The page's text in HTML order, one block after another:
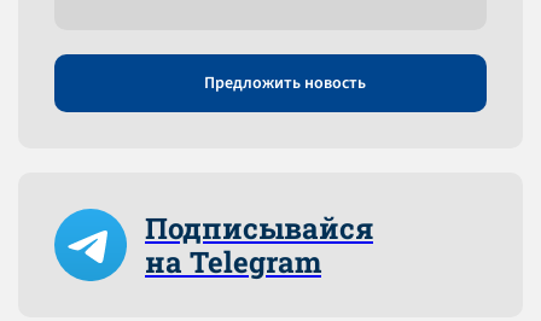
Предложить новость
Подписывайся
на Telegram